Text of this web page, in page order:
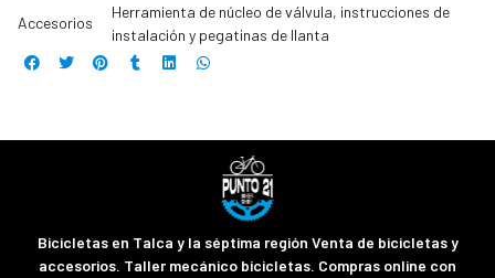
Accesorios
Herramienta de núcleo de válvula, instrucciones de
instalación y pegatinas de llanta
Bicicletas en Talca y la séptima región Venta de bicicletas y
accesorios. Taller mecánico bicicletas. Compras online con